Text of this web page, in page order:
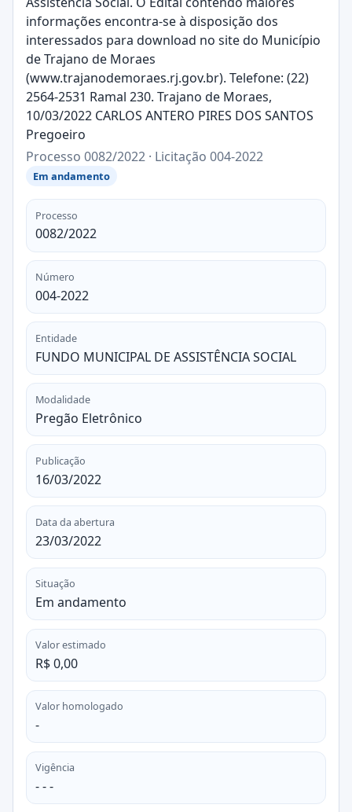
informações encontra-se à disposição dos
interessados para download no site do Município
de Trajano de Moraes
(www.trajanodemoraes.rj.gov.br). Telefone: (22)
2564-2531 Ramal 230. Trajano de Moraes,
10/03/2022 CARLOS ANTERO PIRES DOS SANTOS
Pregoeiro
Processo 0082/2022 · Licitação 004-2022
Em andamento
Processo
0082/2022
Número
004-2022
Entidade
FUNDO MUNICIPAL DE ASSISTÊNCIA SOCIAL
Modalidade
Pregão Eletrônico
Publicação
16/03/2022
Data da abertura
23/03/2022
Situação
Em andamento
Valor estimado
R$ 0,00
Valor homologado
-
Vigência
- - -